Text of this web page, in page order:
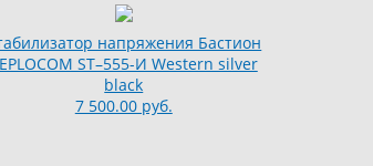
напряжения Бастион
ST–555-И Western silver
black
7 500.00 руб.